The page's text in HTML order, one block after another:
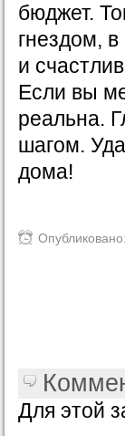
бюджет.
гнездом,
и
Если вы
реальна.
шагом.
дома!
Для этой